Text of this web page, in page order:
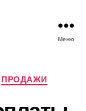
Меню
ПРОДАЖИ